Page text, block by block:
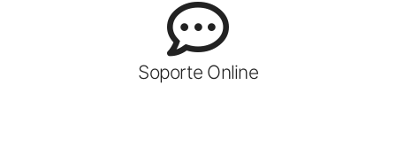
Soporte Online